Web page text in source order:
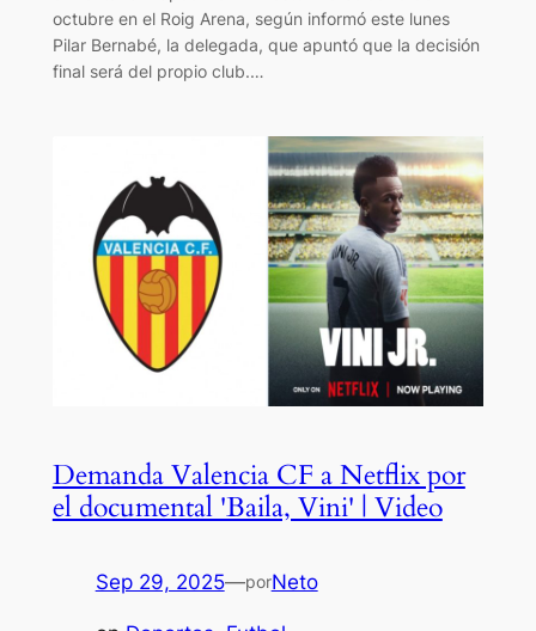
octubre en el Roig Arena, según informó este lunes
Pilar Bernabé, la delegada, que apuntó que la decisión
final será del propio club.…
Demanda Valencia CF a Netflix por
el documental 'Baila, Vini' | Video
Sep 29, 2025—porNeto